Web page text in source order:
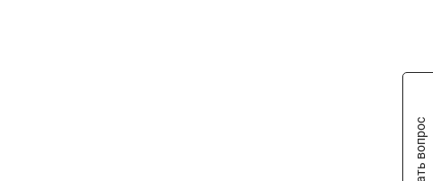
Задать вопрос